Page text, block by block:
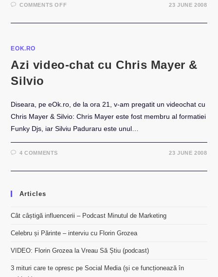
COMMENTS OFFON
CHRIS
23 JUNE 2008
EOK.RO
Azi video-chat cu Chris Mayer &
Silvio
Diseara, pe eOk.ro, de la ora 21, v-am pregatit un videochat cu
Chris Mayer & Silvio: Chris Mayer este fost membru al formatiei
Funky Djs, iar Silviu Paduraru este unul…
4 COMMENTS 23 JUNE 2008
Articles
Cât câștigă influencerii – Podcast Minutul de Marketing
Celebru și Părinte – interviu cu Florin Grozea
VIDEO: Florin Grozea la Vreau Să Știu (podcast)
3 mituri care te opresc pe Social Media (și ce funcționează în